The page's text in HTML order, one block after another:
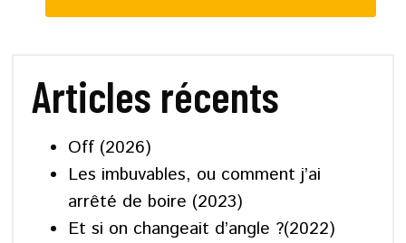
Articles récents
Off (2026)
Les imbuvables, ou comment j’ai
arrêté de boire (2023)
Et si on changeait d’angle ?(2022)